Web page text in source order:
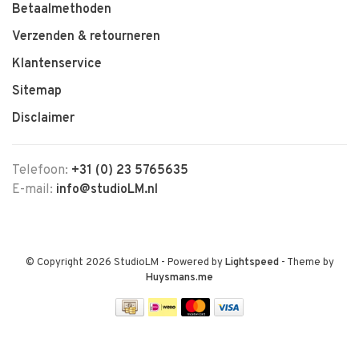
Betaalmethoden
Verzenden & retourneren
Klantenservice
Sitemap
Disclaimer
Telefoon: +31 (0) 23 5765635
E-mail: info@studioLM.nl
© Copyright 2026 StudioLM - Powered byLightspeed- Theme by
Huysmans.me